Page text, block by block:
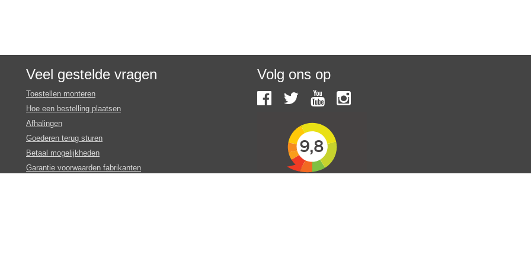
Veel gestelde vragen
Toestellen monteren
Hoe een bestelling plaatsen
Afhalingen
Goederen terug sturen
Betaal mogelijkheden
Garantie voorwaarden fabrikanten
Volg ons op